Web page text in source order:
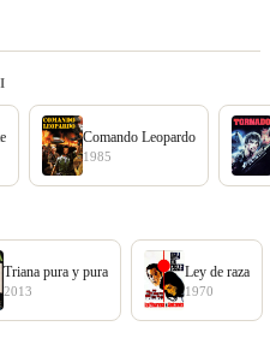
Comando Leopardo
1985
Triana pura y pura
2013
Ley de raza
1970